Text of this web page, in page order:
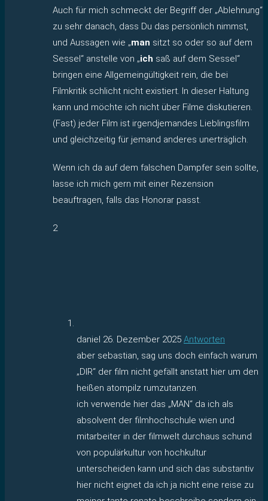
Auch für mich schmeckt der Begriff der „Ablehnung“
zu sehr danach, dass Du das persönlich nimmst,
und Aussagen wie „man sitzt so oder so auf dem
Sessel“ anstelle von „ich saß auf dem Sessel“
bringen eine Allgemeingültigkeit rein, die bei
Filmkritik schlicht nicht existiert. In dieser Haltung
kann und möchte ich nicht über Filme diskutieren.
(Fast) jeder Film ist irgendjemandes Lieblingsfilm
und gleichzeitig für jemand anderes unerträglich.
Wenn ich da auf dem falschen Dampfer sein sollte,
lasse ich mich gern mit einer Rezension
beauftragen, falls das Honorar passt.
2
daniel 26. Dezember 2025 Antworten
aber sebastian, sag uns doch einfach warum
„DIR“ der film nicht gefällt anstatt hier um den
heißen atompilz rumzutanzen.
ich verwende hier das „MAN“ da ich als
absolvent der filmhochschule wien und
mitarbeiter in der filmwelt durchaus schund
von populärkultur von hochkultur
unterscheiden kann und sich das substantiv
hier nicht eignet da ich ja nicht eine reise zu